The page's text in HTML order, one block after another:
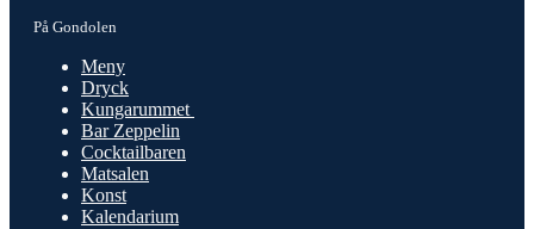
På Gondolen
Meny
Dryck
Kungarummet
Bar Zeppelin
Cocktailbaren
Matsalen
Konst
Kalendarium